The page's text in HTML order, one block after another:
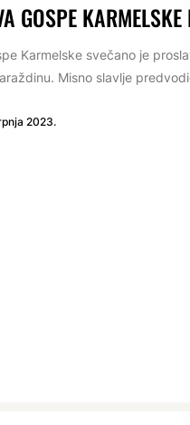
GOSPE
Karmelske svečano je
Misno slavlje
2023.